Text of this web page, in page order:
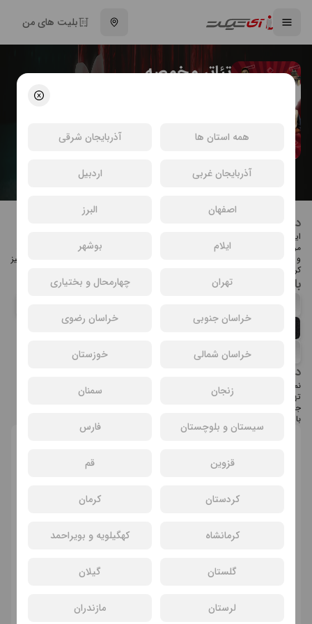
بلیت های من
همه استان ها آذربایجان شرقی
آذربایجان غربی اردبیل
اصفهان البرز
ایلام بوشهر
تهران چهارمحال و بختیاری
خراسان جنوبی خراسان رضوی
خراسان شمالی خوزستان
زنجان سمنان
سیستان و بلوچستان فارس
قزوین قم
کردستان کرمان
کرمانشاه کهگیلویه و بویراحمد
گلستان گیلان
لرستان مازندران
تئاتر مخمصه
درباره تئاتر مخمصه
این نمایش در سینما ماندانا تهران اجرا میشود.
مردی برای دزدی به منزل شخصی به نام میرزا میرود که طبق اتفاقاتی دستش رو شده
و کیسه خود را جا گذاشته داخل کیسه چراغ جادویی پیدا می‌شود که میرزا به بهانه تمیز
کردن چراغ را لمس کرده و غولی از ان خارج شده و.....
بازیگران تئاتر مخمصه
حسین اسدی
اصلان خدایی
درباره عوامل تئاتر مخمصه
نمایش «مخمصه» تئاتر کمدی به کارگردانی و نویسندگی حمیدرضا جهانگیری و
تهیه‌کنندگی آتش صحرایی می باشد. حمیدرضا جهانگیری، آتش صحرایی، مرتضی
جهانگیری، اکبر یزدانی، مهسا خلیل‌زاده و امیر اسکندری از بازیگران این نمایش می
باشند.